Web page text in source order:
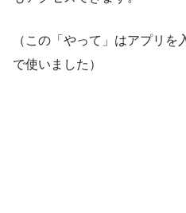
（この「やって」はアプリ
で使いました）